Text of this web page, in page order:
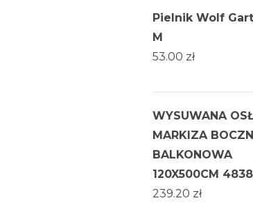
Pielnik Wolf
M
53.00 zł
WYSUWANA
MARKIZA
BALKONOWA
120X500CM
239.20 zł